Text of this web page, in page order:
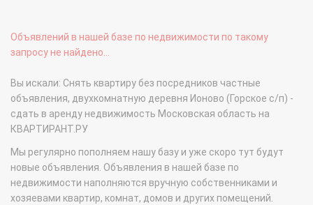
Объявлений в нашей базе по недвижимости по такому
запросу не найдено...
Вы искали: Снять квартиру без посредников частные
объявления, двухкомнатную деревня Ионово (Горское с/п) -
сдать в аренду недвижимость Московская область на
КВАРТИРАНТ.РУ
Мы регулярно пополняем нашу базу и уже скоро тут будут
новые объявления. Объявления в нашей базе по
недвижимости наполняются вручную собственниками и
хозяевами квартир, комнат, домов и других помещений.